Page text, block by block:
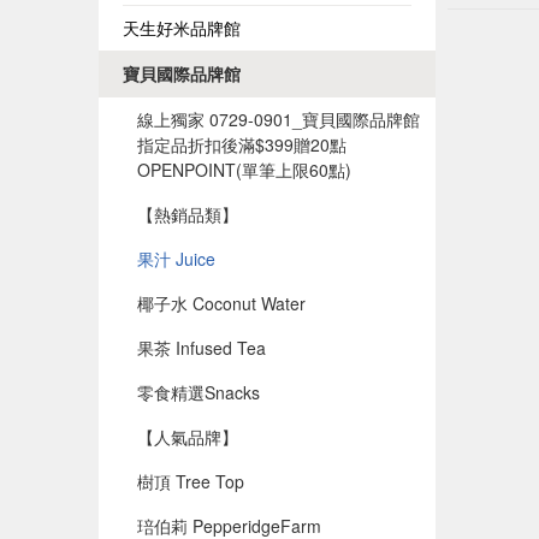
天生好米品牌館
寶貝國際品牌館
線上獨家 0729-0901_寶貝國際品牌館
指定品折扣後滿$399贈20點
OPENPOINT(單筆上限60點)​
【熱銷品類】
果汁 Juice
椰子水 Coconut Water
果茶 Infused Tea
零食精選Snacks
【人氣品牌】
樹頂 Tree Top
琣伯莉 PepperidgeFarm